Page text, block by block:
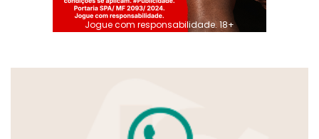
Jogue com responsabilidade. 18+